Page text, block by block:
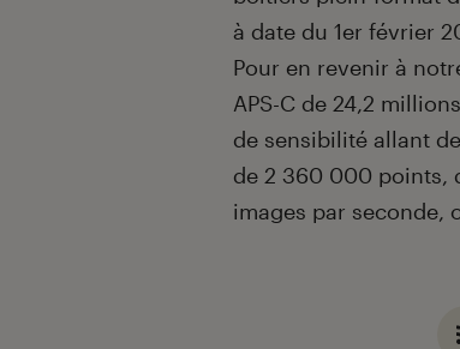
à date du 1er février
Pour en revenir à
APS-C de 24,2
de sensibilité allant
de 2 360 000 points,
images par seconde,